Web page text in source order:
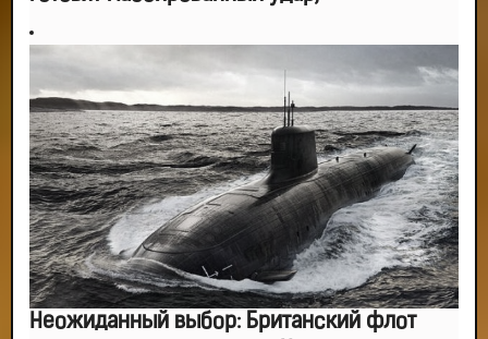
Неожиданный выбор: Британский флот